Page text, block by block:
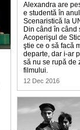
Alexandra are
e studentă în
Scenaristică la
Din când în când
Acoperişul de
ştie ce o să facă
departe, dar i-ar
să nu se rupă de
filmului.
12 Dec 2016